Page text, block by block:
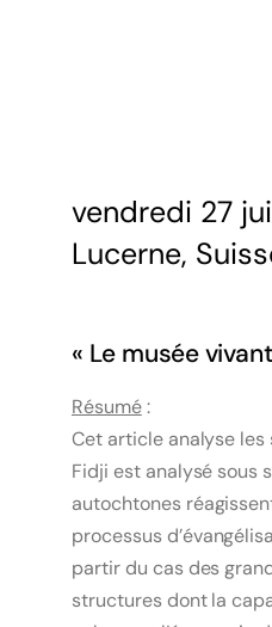
vendredi 27
Lucerne,
« Le musée
Résumé:
Cet article analyse
Fidji est analysé sous
autochtones
processus
partir du cas des
structures dont la